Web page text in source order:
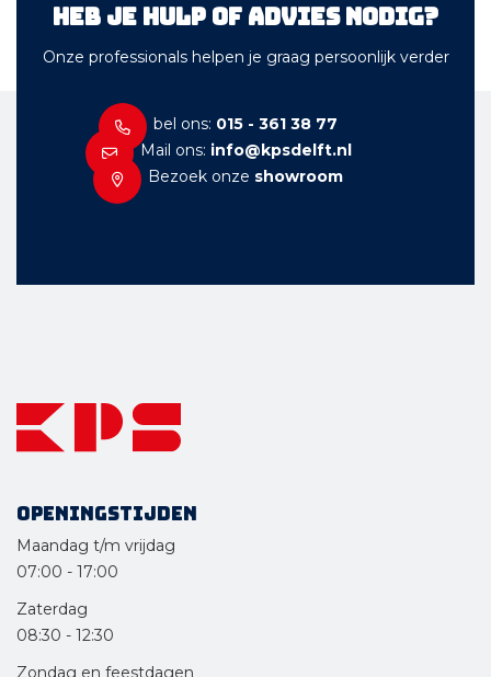
Heb je hulp of advies nodig?
Onze professionals helpen je graag persoonlijk verder
bel ons: 015 - 361 38 77
Mail ons: info@kpsdelft.nl
Bezoek onze showroom
Openingstijden
Maandag t/m vrijdag
07:00 - 17:00
Zaterdag
08:30 - 12:30
Zondag en feestdagen